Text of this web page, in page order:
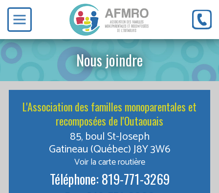
Nous joindre
L'Association des familles monoparentales et
recomposées de l'Outaouais
85, boul St-Joseph
Gatineau (Québec) J8Y 3W6
Voir la carte routière
Téléphone: 819-771-3269